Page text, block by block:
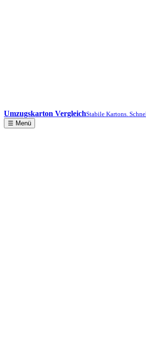
Umzugskarton VergleichStabile Kartons.
☰ Menü